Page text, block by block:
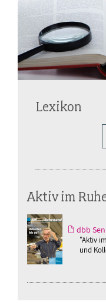
Lexikon
Aktiv im
dbb
"Aktiv
und